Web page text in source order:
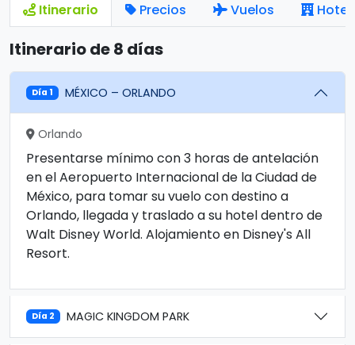
Itinerario Precios Vuelos
Itinerario de 8 días
Día 1 MÉXICO – ORLANDO
Orlando
Presentarse mínimo con 3 horas de antelación
en el Aeropuerto Internacional de la Ciudad de
México, para tomar su vuelo con destino a
Orlando, llegada y traslado a su hotel dentro de
Walt Disney World. Alojamiento en Disney's All
Resort.
Día 2 MAGIC KINGDOM PARK